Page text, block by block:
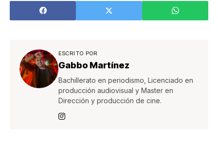
mejor pastelería y
rodeado del
bosque nuboso
ESCRITO POR
Gabbo Martínez
Bachillerato en periodismo, Licenciado en
producción audiovisual y Master en
Dirección y producción de cine.